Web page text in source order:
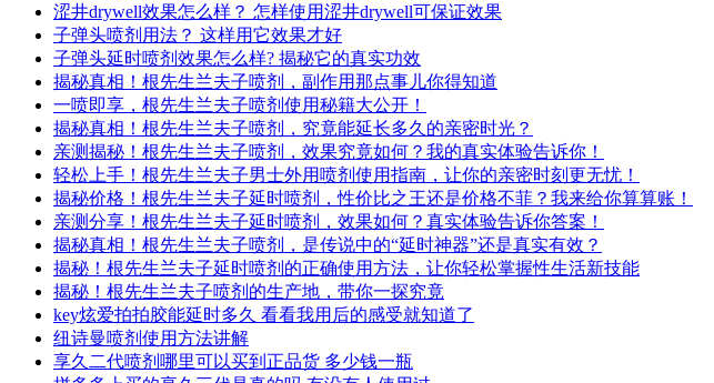
涩井drywell效果怎么样？ 怎样使用涩井drywell可保证效果
子弹头喷剂用法？ 这样用它效果才好
子弹头延时喷剂效果怎么样? 揭秘它的真实功效
揭秘真相！根先生兰夫子喷剂，副作用那点事儿你得知道
一喷即享，根先生兰夫子喷剂使用秘籍大公开！
揭秘真相！根先生兰夫子喷剂，究竟能延长多久的亲密时光？
亲测揭秘！根先生兰夫子喷剂，效果究竟如何？我的真实体验告诉你！
轻松上手！根先生兰夫子男士外用喷剂使用指南，让你的亲密时刻更无忧！
揭秘价格！根先生兰夫子延时喷剂，性价比之王还是价格不菲？我来给你算算账！
亲测分享！根先生兰夫子延时喷剂，效果如何？真实体验告诉你答案！
揭秘真相！根先生兰夫子喷剂，是传说中的“延时神器”还是真实有效？
揭秘！根先生兰夫子延时喷剂的正确使用方法，让你轻松掌握性生活新技能
揭秘！根先生兰夫子喷剂的生产地，带你一探究竟
key炫爱拍拍胶能延时多久 看看我用后的感受就知道了
纽诗曼喷剂使用方法讲解
享久二代喷剂哪里可以买到正品货 多少钱一瓶